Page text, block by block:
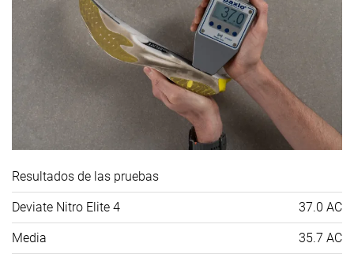
Resultados de las pruebas
Deviate Nitro Elite 4 37.0 AC
Media 35.7 AC